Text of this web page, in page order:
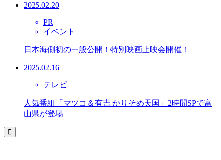
2025.02.20
PR
イベント
日本海側初の一般公開！特別映画上映会開催！
2025.02.16
テレビ
人気番組「マツコ＆有吉 かりそめ天国」2時間SPで富
山県が登場